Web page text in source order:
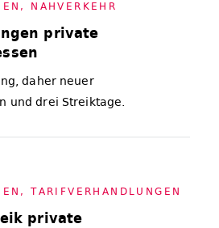
, NAH­VER­KEHR
private
daher neuer
und drei Streiktage.
,TA­RIF­VER­HAND­LUN­GEN
private